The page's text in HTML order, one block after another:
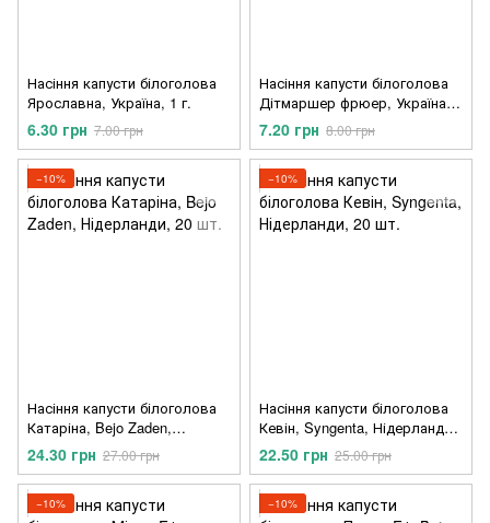
Насіння капусти білоголова
Ярославна, Україна, 1 г.
6.30 грн 7.00 грн
Насіння капусти білоголова
Дітмаршер фрюер, Україна, 1
г.
7.20 грн 8.00 грн
−10%
Насіння капусти білоголова
Катаріна, Bejo Zaden,
Нідерланди, 20 шт.
24.30 грн 27.00 грн
−10%
Насіння капусти білоголова
Кевін, Syngenta, Нідерланди,
20 шт.
22.50 грн 25.00 грн
−10% −10%